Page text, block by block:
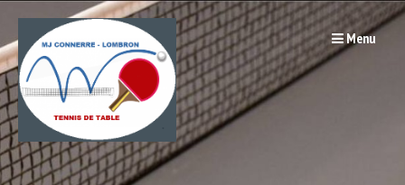
Passer
au
contenu
Menu